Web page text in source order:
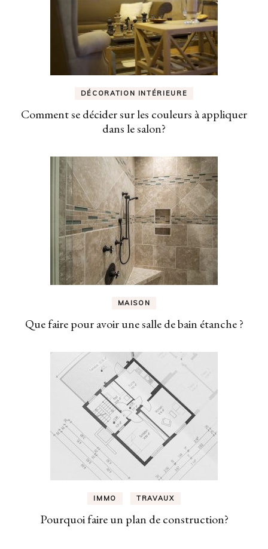
DÉCORATION INTÉRIEURE
Comment se décider sur les couleurs à appliquer
dans le salon?
MAISON
Que faire pour avoir une salle de bain étanche ?
IMMO TRAVAUX
Pourquoi faire un plan de construction?